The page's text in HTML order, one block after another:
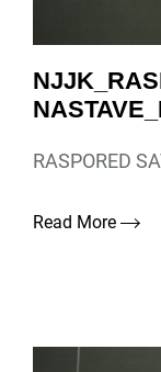
RASPORED
Read More